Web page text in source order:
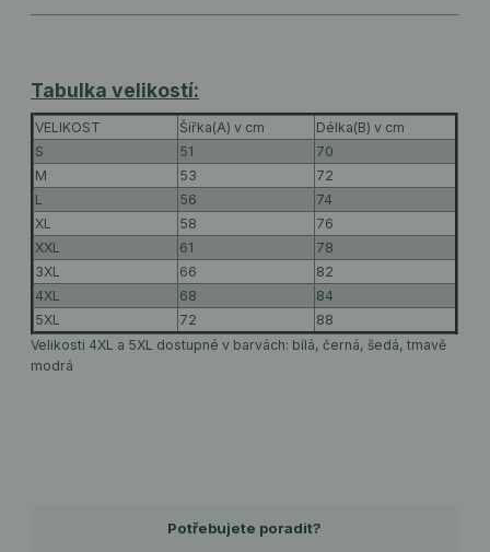
Tabulka velikostí:
VELIKOST Šířka(A) v cm
Délka(B) v cm
S
51
70
M
53
72
L
56
74
XL
58
76
XXL
61
78
3XL
66
82
4XL
68
84
5XL
72
88
Velikosti 4XL a 5XL dostupné v barvách: bílá, černá, šedá, tmavě
modrá
Potřebujete poradit?